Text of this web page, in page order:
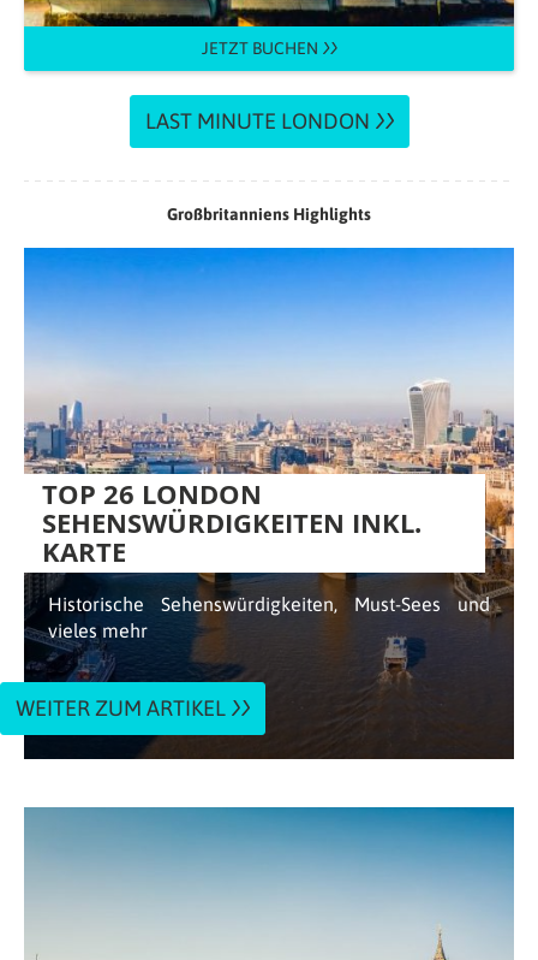
JETZT BUCHEN
LAST MINUTE LONDON
Großbritanniens Highlights
TOP 26 LONDON
SEHENSWÜRDIGKEITEN INKL.
KARTE
Historische Sehenswürdigkeiten, Must-Sees und
vieles mehr
WEITER ZUM ARTIKEL